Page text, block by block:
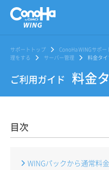
サポートトップ ConoHa WINGサポー
理をする
サーバー管理 料金タ
ご利用ガイド 料金
目次
WINGパックから通常料